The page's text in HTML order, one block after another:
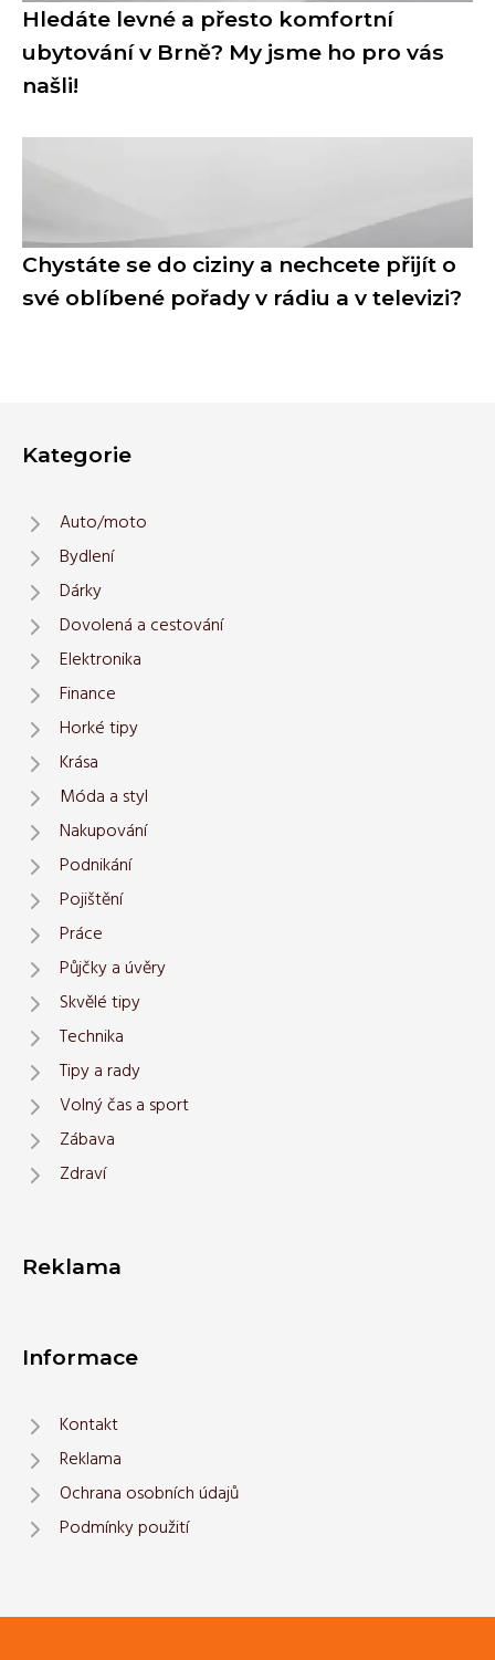
Hledáte levné a přesto komfortní
ubytování v Brně? My jsme ho pro vás
našli!
Chystáte se do ciziny a nechcete přijít o
své oblíbené pořady v rádiu a v televizi?
Kategorie
Auto/moto
Bydlení
Dárky
Dovolená a cestování
Elektronika
Finance
Horké tipy
Krása
Móda a styl
Nakupování
Podnikání
Pojištění
Práce
Půjčky a úvěry
Skvělé tipy
Technika
Tipy a rady
Volný čas a sport
Zábava
Zdraví
Reklama
Informace
Kontakt
Reklama
Ochrana osobních údajů
Podmínky použití